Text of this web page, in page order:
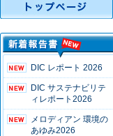
DIC レポート 2026
DIC サステナビリテ
ィレポート2026
メロディアン 環境の
あゆみ2026